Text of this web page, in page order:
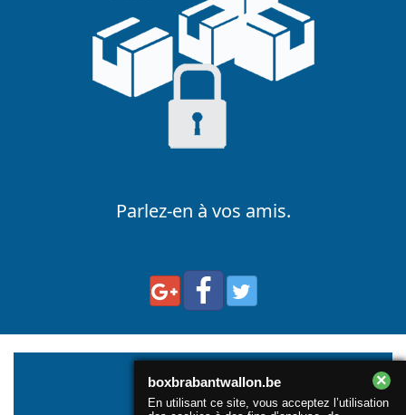
Parlez-en à vos amis.
boxbrabantwallon.be
En utilisant ce site, vous acceptez l’utilisation
×